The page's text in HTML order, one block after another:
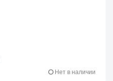
Нет в наличии